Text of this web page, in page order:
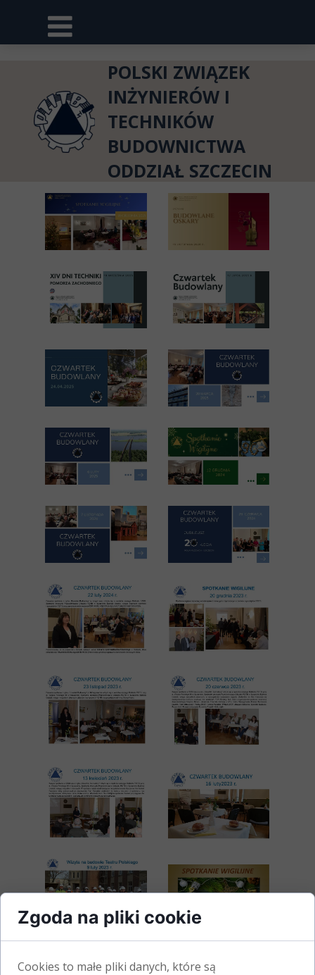
POLSKI ZWIĄZEK
INŻYNIERÓW I
TECHNIKÓW
BUDOWNICTWA
ODDZIAŁ SZCZECIN
Zgoda na pliki cookie
Cookies to małe pliki danych, które są